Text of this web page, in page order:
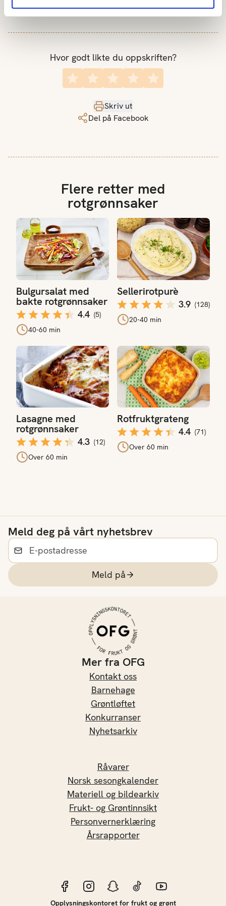
Hvor godt likte du oppskriften?
Skriv ut
Del på Facebook
Flere retter med
rotgrønnsaker
Bulgursalat med
bakte rotgrønnsaker
4.4 (5)
40-60 min
Bulgursalat med bakte rotgrønnsaker
Sellerirotpurè
3.9 (128)
20-40 min
Sellerirotpurè
Lasagne med
rotgrønnsaker
4.3 (12)
Over 60 min
Lasagne med rotgrønnsaker
Rotfruktgrateng
4.4 (71)
Over 60 min
Rotfruktgrateng
Meld deg på vårt nyhetsbrev
Meld på
Mer fra OFG
Kontakt oss
Barnehage
Grøntløftet
Konkurranser
Nyhetsarkiv
Råvarer
Norsk sesongkalender
Materiell og bildearkiv
Frukt- og Grøntinnsikt
Personvernerklæring
Årsrapporter
Opplysningskontoret for frukt og grønt